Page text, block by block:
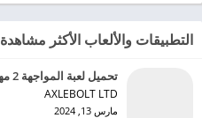
التطبيقات والألعاب الأكثر مشاهدة
تحميل لعبة المواجهة 2 مهكرة للاندرويد 2024
AXLEBOLT LTD‏
مارس 13, 2024